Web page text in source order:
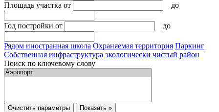
Площадь участка от до
Год постройки от до
Рядом иностранная школа Охраняемая территория Паркинг
Собственная инфраструктура экологически чистый район
Поиск по ключевому слову
Очистить параметры Показать »